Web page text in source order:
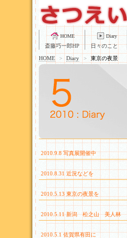
HOME
斎藤巧一郎HP
Diary
日々のこと
HOME > Diary > 東京の夜景
2010.9.8 写真展開催中
2010.8.31 近況などを
2010.5.13 東京の夜景を
2010.5.11 新潟 松之山 美人林
2010.5.1 佐賀県有田に